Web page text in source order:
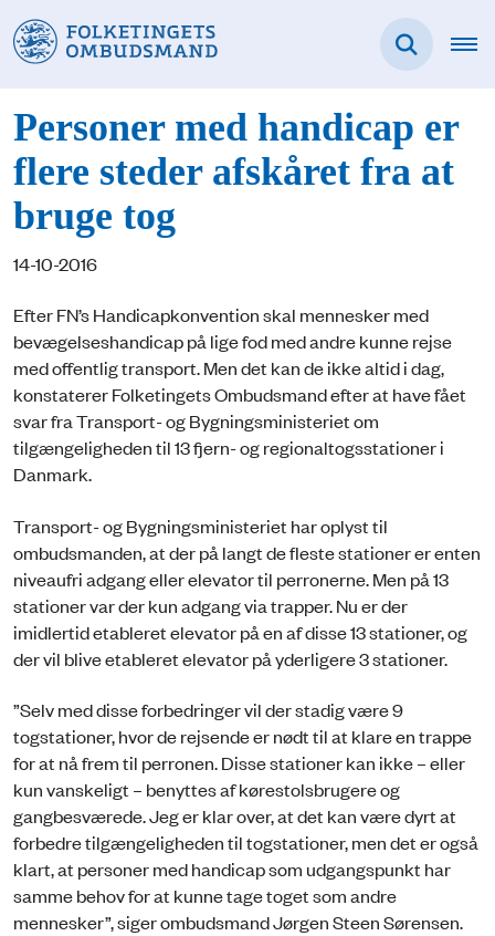
Personer med handicap er
flere steder afskåret fra at
bruge tog
14-10-2016
Efter FN’s Handicapkonvention skal mennesker med
bevægelseshandicap på lige fod med andre kunne rejse
med offentlig transport. Men det kan de ikke altid i dag,
konstaterer Folketingets Ombudsmand efter at have fået
svar fra Transport- og Bygningsministeriet om
tilgængeligheden til 13 fjern- og regionaltogsstationer i
Danmark.
Transport- og Bygningsministeriet har oplyst til
ombudsmanden, at der på langt de fleste stationer er enten
niveaufri adgang eller elevator til perronerne. Men på 13
stationer var der kun adgang via trapper. Nu er der
imidlertid etableret elevator på en af disse 13 stationer, og
der vil blive etableret elevator på yderligere 3 stationer.
”Selv med disse forbedringer vil der stadig være 9
togstationer, hvor de rejsende er nødt til at klare en trappe
for at nå frem til perronen. Disse stationer kan ikke – eller
kun vanskeligt – benyttes af kørestolsbrugere og
gangbesværede. Jeg er klar over, at det kan være dyrt at
forbedre tilgængeligheden til togstationer, men det er også
klart, at personer med handicap som udgangspunkt har
samme behov for at kunne tage toget som andre
mennesker”, siger ombudsmand Jørgen Steen Sørensen.